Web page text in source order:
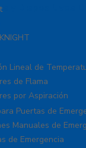
y Dispositivos
Especiales
Lineal de
de Flama
por Aspiración
de Emergencia
Puertas de
Manuales de
de Emergencia